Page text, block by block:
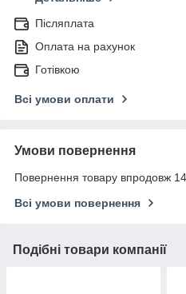
Післяплата
Оплата на рахунок
Готівкою
Всі умови оплати
Умови повернення
Повернення товару впродовж
Всі умови повернення
Подібні товари компанії